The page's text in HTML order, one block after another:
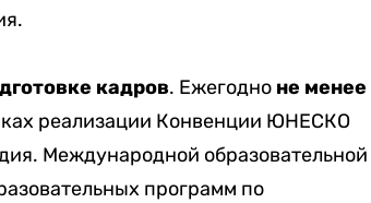
кадров. Ежегодно не менее
реализации Конвенции ЮНЕСКО
Международной образовательной
программ по